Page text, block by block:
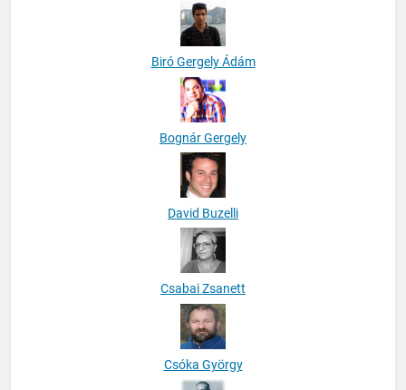
Biró Gergely Ádám
Bognár Gergely
David Buzelli
Csabai Zsanett
Csóka György